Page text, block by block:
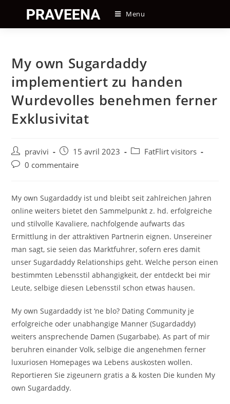
content
Menu
My own Sugardaddy
implementiert zu handen
Wurdevolles benehmen ferner
Exklusivitat
Auteur/autrice
de
pravivi
Post
published:
15 avril 2023
PostFatFlirt visitors
Post0 commentaire
My own Sugardaddy ist und bleibt seit zahlreichen Jahren
online weiters bietet den Sammelpunkt z. hd. erfolgreiche
und stilvolle Kavaliere, nachfolgende aufwarts das
Ermittlung in der attraktiven Partnerin eignen. Unsereiner
man sagt, sie seien das Marktfuhrer, sofern eres damit
unser Sugardaddy Relationships geht. Welche person einen
bestimmten Lebensstil abhangigkeit, der entdeckt bei mir
Leute, selbige diesen Lebensstil schon etwas hausen.
My own Sugardaddy ist ‘ne blo? Dating Community je
erfolgreiche oder unabhangige Manner (Sugardaddy)
weiters ansprechende Damen (Sugarbabe). As part of mir
beruhren einander Volk, selbige die angenehmen ferner
luxuriosen Homepages wa Lebens auskosten wollen.
Reportieren Sie zigeunern gratis a & kosten Die kunden My
own Sugardaddy.